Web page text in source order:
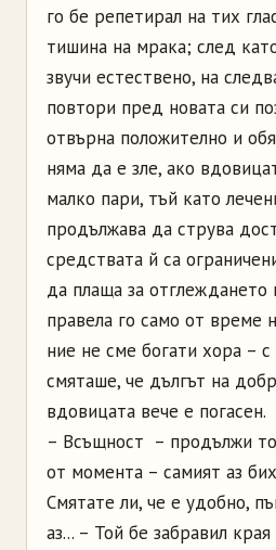
го бе репетирал на тих
тишина на мрака; след
звучи естествено, на
повтори пред новата си
отвърна положително и
няма да е зле, ако
малко пари, тъй като
продължава да струва
средствата й са
да плаща за
правела го само от време
ние не сме богати хора –
смяташе, че дългът на
вдовицата вече е погасен.
– Всъщност – продължи
от момента – самият аз
Смятате ли, че е удобно,
аз... – Той бе забравил